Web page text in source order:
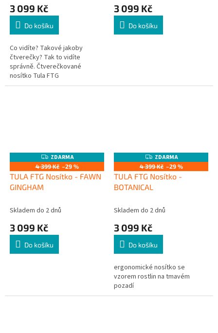
3 099 Kč
Do košíku
Co vidíte? Takové jakoby
čtverečky? Tak to vidíte
správně. Čtverečkované
nosítko Tula FTG
3 099 Kč
Do košíku
Z
D
A
R
ZDARMA
4 399 Kč –29 %
TULA FTG Nosítko - FAWN
GINGHAM
Skladem do 2 dnů
3 099 Kč
Do košíku
Z
D
A
R
A
ZDARMA
4 399 Kč –29 %
TULA FTG Nosítko -
BOTANICAL
Skladem do 2 dnů
3 099 Kč
Do košíku
ergonomické nosítko se
vzorem rostlin na tmavém
pozadí